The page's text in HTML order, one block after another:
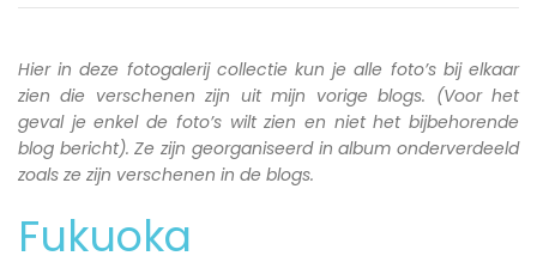
Hier in deze fotogalerij collectie kun je alle foto’s bij elkaar
zien die verschenen zijn uit mijn vorige blogs. (Voor het
geval je enkel de foto’s wilt zien en niet het bijbehorende
blog bericht). Ze zijn georganiseerd in album onderverdeeld
zoals ze zijn verschenen in de blogs.
Fukuoka